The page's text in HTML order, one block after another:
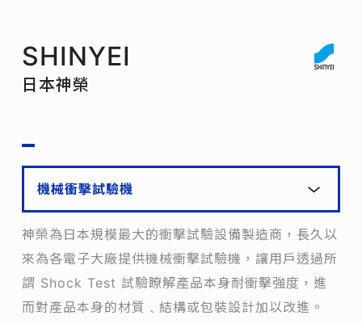
SHINYEI
日本神榮
機械衝擊試驗機
神榮為日本規模最大的衝擊試驗設備製造商，長久以
來為各電子大廠提供機械衝擊試驗機，讓用戶透過所
謂 Shock Test 試驗瞭解產品本身耐衝擊強度，進
而對產品本身的材質﹑結構或包裝設計加以改進。